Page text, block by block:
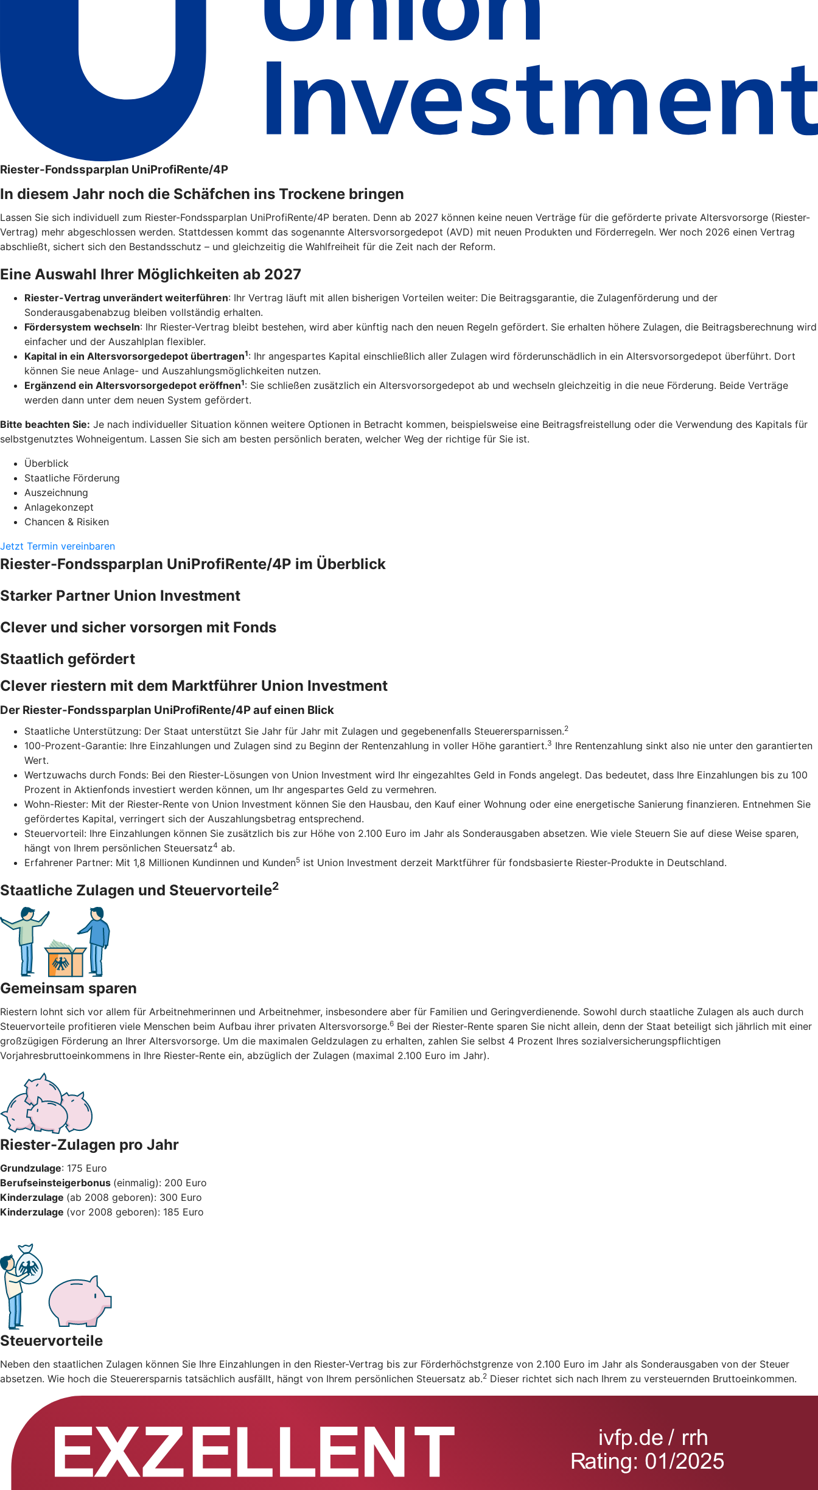
Riester-Fondssparplan UniProfiRente/4P
In diesem Jahr noch die Schäfchen ins Trockene bringen
Lassen Sie sich individuell zum Riester-Fondssparplan UniProfiRente/4P beraten. Denn ab 2027 können keine neuen Verträge für die geförderte private Altersvorsorge (Riester-
Vertrag) mehr abgeschlossen werden. Stattdessen kommt das sogenannte Altersvorsorgedepot (AVD) mit neuen Produkten und Förderregeln. Wer noch 2026 einen Vertrag
abschließt, sichert sich den Bestandsschutz – und gleichzeitig die Wahlfreiheit für die Zeit nach der Reform.
Eine Auswahl Ihrer Möglichkeiten ab 2027
Riester-Vertrag unverändert weiterführen: Ihr Vertrag läuft mit allen bisherigen Vorteilen weiter: Die Beitragsgarantie, die Zulagenförderung und der
Sonderausgabenabzug bleiben vollständig erhalten.
Fördersystem wechseln: Ihr Riester-Vertrag bleibt bestehen, wird aber künftig nach den neuen Regeln gefördert. Sie erhalten höhere Zulagen, die Beitragsberechnung wird
einfacher und der Auszahlplan flexibler.
Kapital in ein Altersvorsorgedepot übertragen1: Ihr angespartes Kapital einschließlich aller Zulagen wird förderunschädlich in ein Altersvorsorgedepot überführt. Dort
können Sie neue Anlage- und Auszahlungsmöglichkeiten nutzen.
Ergänzend ein Altersvorsorgedepot eröffnen1: Sie schließen zusätzlich ein Altersvorsorgedepot ab und wechseln gleichzeitig in die neue Förderung. Beide Verträge
werden dann unter dem neuen System gefördert.
Bitte beachten Sie: Je nach individueller Situation können weitere Optionen in Betracht kommen, beispielsweise eine Beitragsfreistellung oder die Verwendung des Kapitals für
selbstgenutztes Wohneigentum. Lassen Sie sich am besten persönlich beraten, welcher Weg der richtige für Sie ist.
Überblick
Staatliche Förderung
Auszeichnung
Anlagekonzept
Chancen & Risiken
Jetzt Termin vereinbaren
Riester-Fondssparplan UniProfiRente/4P im Überblick
Starker Partner Union Investment
Clever und sicher vorsorgen mit Fonds
Staatlich gefördert
Clever riestern mit dem Marktführer Union Investment
Der Riester-Fondssparplan UniProfiRente/4P auf einen Blick
Staatliche Unterstützung: Der Staat unterstützt Sie Jahr für Jahr mit Zulagen und gegebenenfalls Steuerersparnissen.2
100-Prozent-Garantie: Ihre Einzahlungen und Zulagen sind zu Beginn der Rentenzahlung in voller Höhe garantiert.3 Ihre Rentenzahlung sinkt also nie unter den garantierten
Wert.
Wertzuwachs durch Fonds: Bei den Riester-Lösungen von Union Investment wird Ihr eingezahltes Geld in Fonds angelegt. Das bedeutet, dass Ihre Einzahlungen bis zu 100
Prozent in Aktienfonds investiert werden können, um Ihr angespartes Geld zu vermehren.
Wohn-Riester: Mit der Riester-Rente von Union Investment können Sie den Hausbau, den Kauf einer Wohnung oder eine energetische Sanierung finanzieren. Entnehmen Sie
gefördertes Kapital, verringert sich der Auszahlungsbetrag entsprechend.
Steuervorteil: Ihre Einzahlungen können Sie zusätzlich bis zur Höhe von 2.100 Euro im Jahr als Sonderausgaben absetzen. Wie viele Steuern Sie auf diese Weise sparen,
hängt von Ihrem persönlichen Steuersatz4 ab.
Erfahrener Partner: Mit 1,8 Millionen Kundinnen und Kunden5 ist Union Investment derzeit Marktführer für fondsbasierte Riester-Produkte in Deutschland.
Staatliche Zulagen und Steuervorteile2
Gemeinsam sparen
Riestern lohnt sich vor allem für Arbeitnehmerinnen und Arbeitnehmer, insbesondere aber für Familien und Geringverdienende. Sowohl durch staatliche Zulagen als auch durch
Steuervorteile profitieren viele Menschen beim Aufbau ihrer privaten Altersvorsorge.6 Bei der Riester-Rente sparen Sie nicht allein, denn der Staat beteiligt sich jährlich mit einer
großzügigen Förderung an Ihrer Altersvorsorge. Um die maximalen Geldzulagen zu erhalten, zahlen Sie selbst 4 Prozent Ihres sozialversicherungspflichtigen
Vorjahresbruttoeinkommens in Ihre Riester-Rente ein, abzüglich der Zulagen (maximal 2.100 Euro im Jahr).
Riester-Zulagen pro Jahr
Grundzulage: 175 Euro
Berufseinsteigerbonus (einmalig): 200 Euro
Kinderzulage (ab 2008 geboren): 300 Euro
Kinderzulage (vor 2008 geboren): 185 Euro
Steuervorteile
Neben den staatlichen Zulagen können Sie Ihre Einzahlungen in den Riester-Vertrag bis zur Förderhöchstgrenze von 2.100 Euro im Jahr als Sonderausgaben von der Steuer
absetzen. Wie hoch die Steuerersparnis tatsächlich ausfällt, hängt von Ihrem persönlichen Steuersatz ab.2 Dieser richtet sich nach Ihrem zu versteuernden Bruttoeinkommen.